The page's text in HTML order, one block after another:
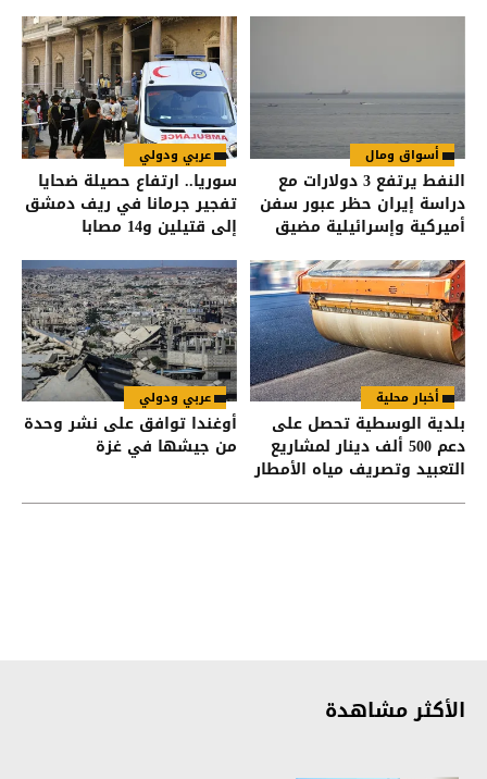
أسواق ومال
النفط يرتفع 3 دولارات مع
دراسة إيران حظر عبور سفن
أميركية وإسرائيلية مضيق
عربي ودولي
سوريا.. ارتفاع حصيلة ضحايا
تفجير جرمانا في ريف دمشق
إلى قتيلين و14 مصابا
أخبار محلية
بلدية الوسطية تحصل على
دعم 500 ألف دينار لمشاريع
التعبيد وتصريف مياه الأمطار
عربي ودولي
أوغندا توافق على نشر وحدة
من جيشها في غزة
الأكثر مشاهدة